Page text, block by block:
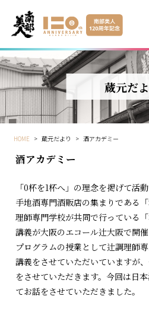
蔵元だ
HOME > 蔵元だより > 酒アカデミー
酒アカデミー
「0杯を1杯へ」の理念を掲げて活
手地酒専門酒販店の集まりである
理師専門学校が共同で行っている
講義が大阪のエコール辻大阪で開
プログラムの授業として辻調理師
講義をさせていただいていますが
をさせていただきます。今回は日
てお話をさせていただきました。